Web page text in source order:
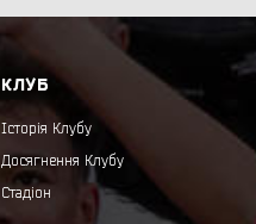
КЛУБ
Історія Клубу
Досягнення Клубу
Стадіон